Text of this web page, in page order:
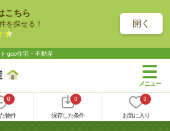
こちら
を探せる！ 開く
goo住宅・不動産
0
物件
0
保存した条件
0
お気に入り